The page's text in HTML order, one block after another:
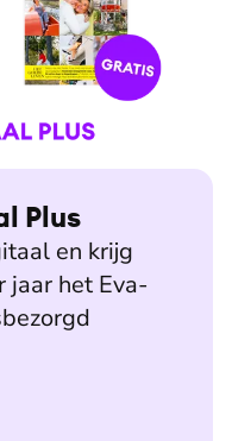
Plus
en krijg
jaar het Eva-